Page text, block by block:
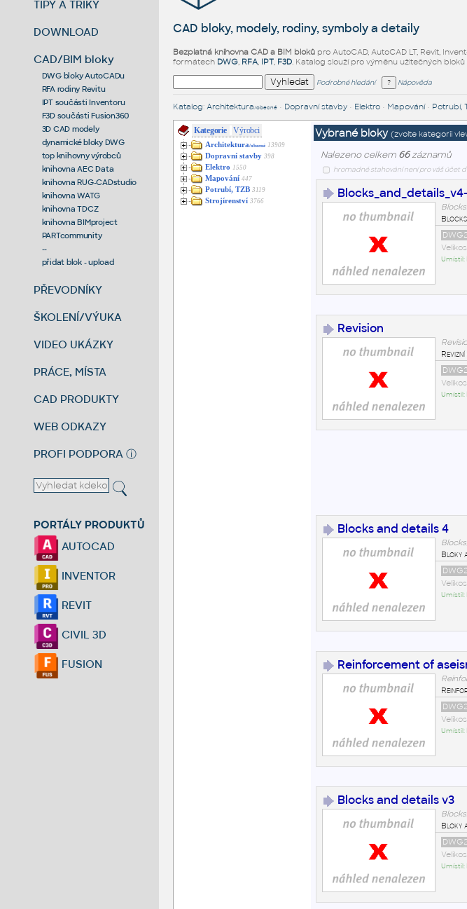
TIPY A TRIKY
DOWNLOAD
CAD/BIM bloky
DWG bloky AutoCADu
RFA rodiny Revitu
IPT součásti Inventoru
F3D součásti Fusion360
3D CAD modely
dynamické bloky DWG
top knihovny výrobců
knihovna AEC Data
knihovna RUG-CADstudio
knihovna WATG
knihovna TDCZ
knihovna BIMproject
PARTcommunity
--
přidat blok - upload
PŘEVODNÍKY
ŠKOLENÍ/VÝUKA
VIDEO UKÁZKY
PRÁCE, MÍSTA
CAD PRODUKTY
WEB ODKAZY
PROFI PODPORA ⓘ
PORTÁLY PRODUKTŮ
AUTOCAD
INVENTOR
REVIT
CIVIL 3D
FUSION
CAD bloky, modely, rodiny, symboly a detaily
Bezplatná knihovna CAD a BIM blokůpro AutoCAD, AutoCAD LT, Revit,
formátech DWG, RFA, IPT, F3D. Katalog slouží pro výměnu užitečných bloků
Podrobné hledání Nápověda
Katalog: Architektura /obecné• Dopravní stavby• Elektro• Mapování• Potrubí,
Kategorie Výrobci
Architektura/obecné 13909
Dopravní stavby 398
Elektro 1550
Mapování 447
Potrubí, TZB 3119
Strojírenství 3766
Vybrané bloky (zvolte kategorii
Nalezeno celkem 66záznamů
hromadné stahování není pro váš účet
Blocks_and_details_v4-
Umístil:
Revision
Umístil:
Blocks and details 4
Bloky
Umístil:
Reinforcement of
Umístil:
Blocks and details v3
Bloky
Umístil: